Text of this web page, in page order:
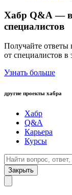
Хабр Q&A —
специалистов
Получайте ответы
от специалистов в
Узнать больше
другие проекты хабра
Хабр
Q&A
Карьера
Курсы
Закрыть